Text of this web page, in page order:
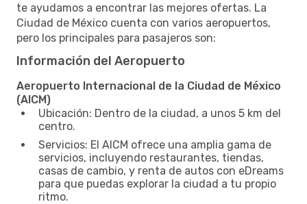
te ayudamos a encontrar las mejores ofertas. La
Ciudad de México cuenta con varios aeropuertos,
pero los principales para pasajeros son:
Información del Aeropuerto
Aeropuerto Internacional de la Ciudad de México
(AICM)
Ubicación: Dentro de la ciudad, a unos 5 km del
centro.
Servicios: El AICM ofrece una amplia gama de
servicios, incluyendo restaurantes, tiendas,
casas de cambio, y renta de autos con eDreams
para que puedas explorar la ciudad a tu propio
ritmo.